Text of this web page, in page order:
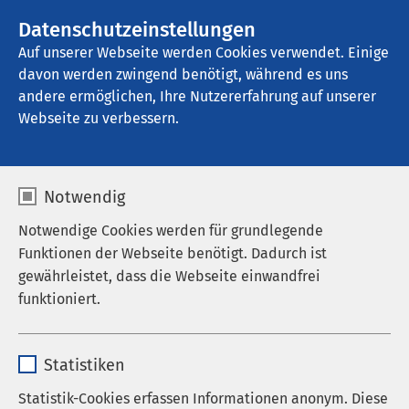
Datenschutzeinstellungen
Auf unserer Webseite werden Cookies verwendet. Einige
davon werden zwingend benötigt, während es uns
andere ermöglichen, Ihre Nutzererfahrung auf unserer
Webseite zu verbessern.
Notwendig
Notwendige Cookies werden für grundlegende
Funktionen der Webseite benötigt. Dadurch ist
gewährleistet, dass die Webseite einwandfrei
funktioniert.
Anbieter sgalinski
Statistiken
Statistik-Cookies erfassen Informationen anonym. Diese
AMEOS Klinikum Bernburg
29.02.2016
Oberarzt Lars Klapproth
referierte über
Rückenschmerzen beim